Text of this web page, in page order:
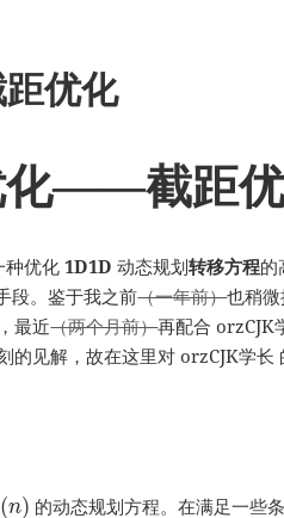
优化
化——截距
优化1D1D 动态规划转移方程的
段。鉴于我之前（一年前）也稍
最近（两个月前）再配合 orzCJK
的见解，故在这里对 orzCJK学长
(n) 的动态规划方程。在满足一些